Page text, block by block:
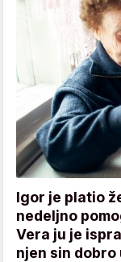
Igor je platio
nedeljno
Vera ju je
njen sin dobro